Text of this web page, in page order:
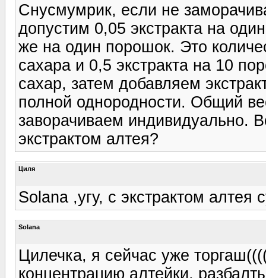
Снусмумрик, если не
допустим 0,05 экстракта на
же на один порошок. Это
сахара и 0,5 экстракта на 10
сахар, затем добавляем
полной однородности. Общий
заворачиваем индивидуально.
экстрактом алтея?
Циля
Solana ,угу, с экстрактом алтея
Solana
Цилечка, я сейчас уже
концентрацию алтейки,